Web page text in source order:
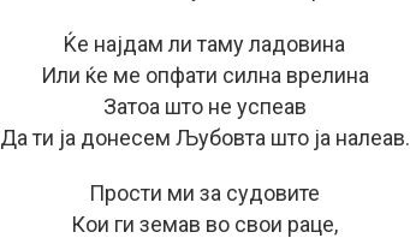
Ќе најдам ли таму ладовина
Или ќе ме опфати силна врелина
Затоа што не успеав
Да ти ја донесем Љубовта што ја налеав.
Прости ми за судовите
Кои ги земав во свои раце,